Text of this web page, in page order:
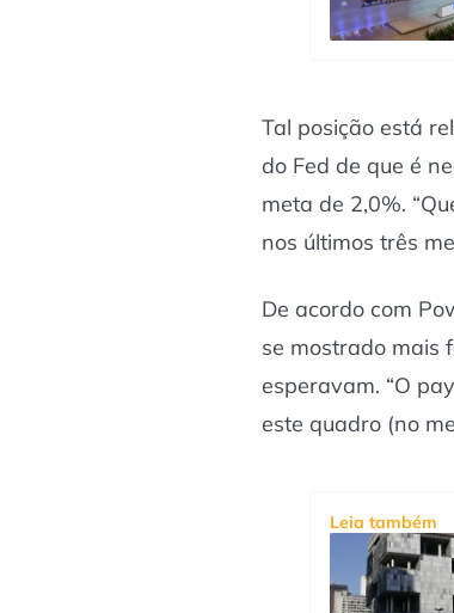
Tal posição está
do Fed de que é
meta de 2,0%.
nos últimos três
De acordo com
se mostrado mais
esperavam. “O
este quadro (no
Leia também